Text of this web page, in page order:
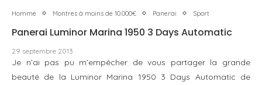
Homme Montres à moins de 10.000€ Panerai Sport
Panerai Luminor Marina 1950 3 Days Automatic
29 septembre 2013
Je n’ai pas pu m’empêcher de vous partager la grande
beauté de la Luminor Marina 1950 3 Days Automatic de